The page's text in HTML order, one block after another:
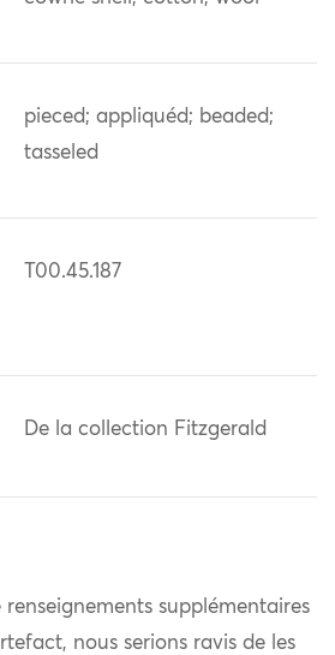
pieced; appliquéd; beaded;
tasseled
T00.45.187
De la collection Fitzgerald
renseignements supplémentaires
nous serions ravis de les